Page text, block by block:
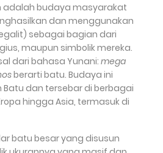
adalah budaya masyarakat
dan menggunakan
sebagai bagian dari
maupun simbolik mereka.
dari bahasa Yunani: mega
berarti batu. Budaya ini
dan tersebar di berbagai
hingga Asia, termasuk di
batu besar yang disusun